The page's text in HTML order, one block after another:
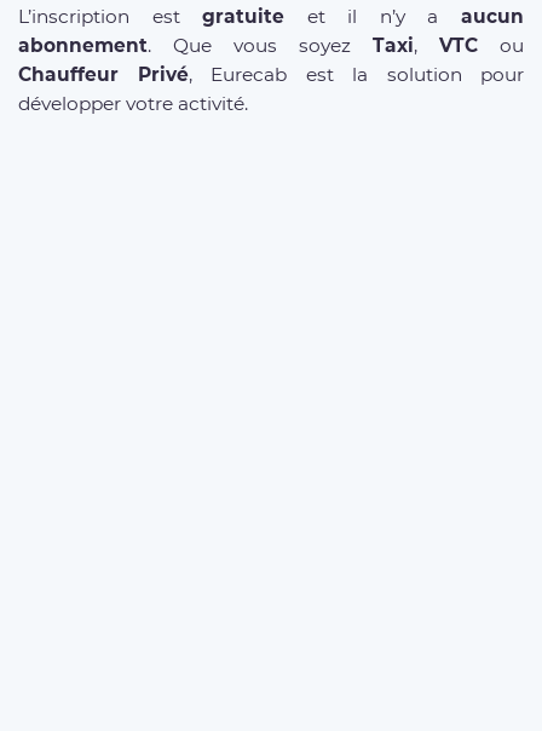
L’inscription estgratuite et il n’y aaucun
abonnement. Que vous soyez Taxi, VTC ou
Chauffeur Privé, Eurecab est la solution pour
développer votre activité.